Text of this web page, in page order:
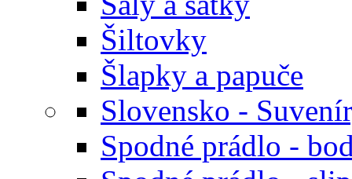
Šiltovky
Šlapky a papuče
Slovensko -
Spodné prádlo -